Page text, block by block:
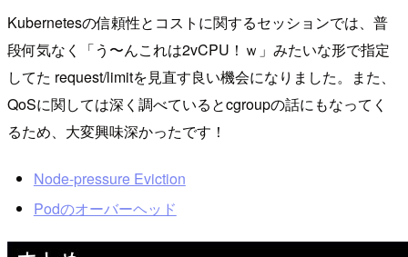
Kubernetesの信頼性とコストに関するセッションでは、普
段何気なく「う〜んこれは2vCPU！ｗ」みたいな形で指定
してた request/limitを見直す良い機会になりました。また、
QoSに関しては深く調べているとcgroupの話にもなってく
るため、大変興味深かったです！
Node-pressure Eviction
Podのオーバーヘッド